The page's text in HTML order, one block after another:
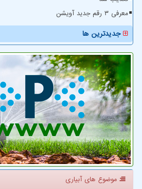
معرفی ۳ رقم جدید آویشن
جدیدترین ها
موضوع های آبیاری